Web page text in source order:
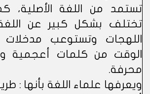
تستمد من اللغة الأصلية،
تختلف بشكل كبير عن
اللهجات وتستوعب
الوقت من كلمات أعجمية
محرفة.
ويعرفها علماء اللغة بأنها :